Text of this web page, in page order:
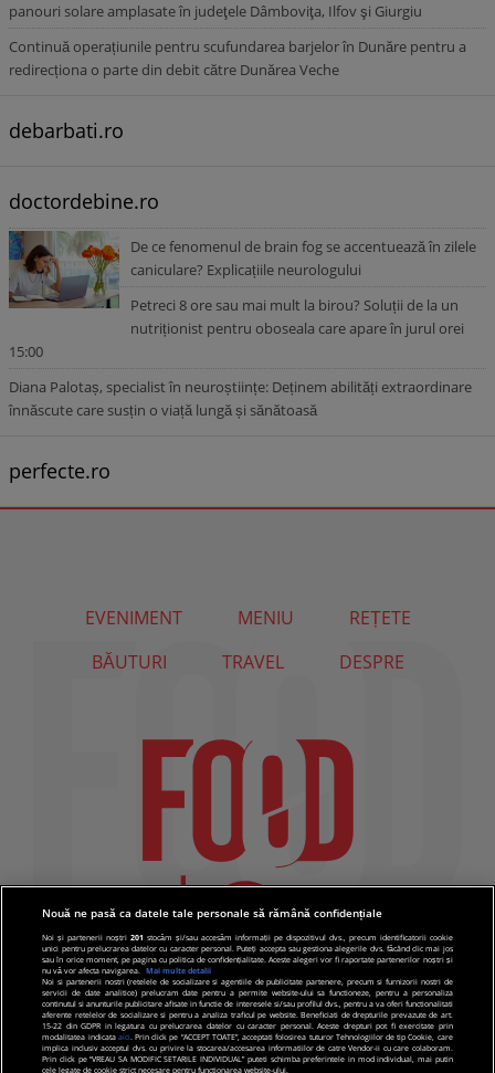
panouri solare amplasate în judeţele Dâmboviţa, Ilfov şi Giurgiu
Continuă operațiunile pentru scufundarea barjelor în Dunăre pentru a
redirecționa o parte din debit către Dunărea Veche
debarbati.ro
doctordebine.ro
De ce fenomenul de brain fog se accentuează în zilele
caniculare? Explicațiile neurologului
Petreci 8 ore sau mai mult la birou? Soluții de la un
nutriționist pentru oboseala care apare în jurul orei
15:00
Diana Palotaș, specialist în neuroștiințe: Deținem abilități extraordinare
înnăscute care susțin o viață lungă și sănătoasă
perfecte.ro
EVENIMENT MENIU
REȚETE
BĂUTURI
TRAVEL DESPRE
Nouă ne pasă ca datele tale personale să rămână confidențiale
Noi și partenerii noștri201 stocăm și/sau accesăm informații pe dispozitivul dvs., precum identificatorii cookie
unici pentru prelucrarea datelor cu caracter personal. Puteți accepta sau gestiona alegerile dvs. făcând clic mai jos
sau în orice moment, pe pagina cu politica de confidențialitate. Aceste alegeri vor fi raportate partenerilor noștri și
nu vă vor afecta navigarea.
Mai multe detalii
Noi si partenerii nostri (retelele de socializare si agentiile de publicitate partenere, precum si furnizorii nostri de
servicii de date analitice) prelucram date pentru a permite website-ului sa functioneze, pentru a personaliza
continutul si anunturile publicitare afisate in functie de interesele si/sau profilul dvs., pentru a va oferi functionalitati
aferente retelelor de socializare si pentru a analiza traficul pe website. Beneficiati de drepturile prevazute de art.
15-22 din GDPR in legatura cu prelucrarea datelor cu caracter personal. Aceste drepturi pot fi exercitate prin
modalitatea indicata aici. Prin click pe “ACCEPT TOATE”, acceptati folosirea tuturor Tehnologiilor de tip Cookie, care
implica inclusiv acceptul dvs. cu privire la stocarea/accesarea informatiilor de catre Vendor-ii cu care colaboram.
Prin click pe “VREAU SA MODIFIC SETARILE INDIVIDUAL” puteti schimba preferintele in mod individual, mai putin
cele legate de cookie strict necesare pentru functionarea website-ului.